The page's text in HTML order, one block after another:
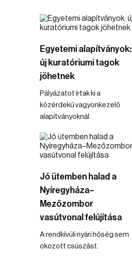
Egyetemi alapítványok:
új kuratóriumi tagok
jöhetnek
Pályázatot írtak ki a
közérdekű vagyonkezelő
alapítványoknál.
Jó ütemben halad a
Nyíregyháza–
Mezőzombor
vasútvonal felújítása
A rendkívüli nyári hőség sem
okozott csúszást.